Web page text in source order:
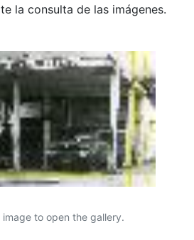
la consulta de las imágenes.
image to open the gallery.